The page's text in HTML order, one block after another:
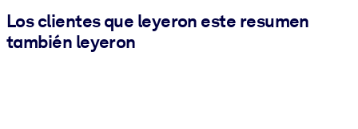
Los clientes que leyeron este resumen
también leyeron